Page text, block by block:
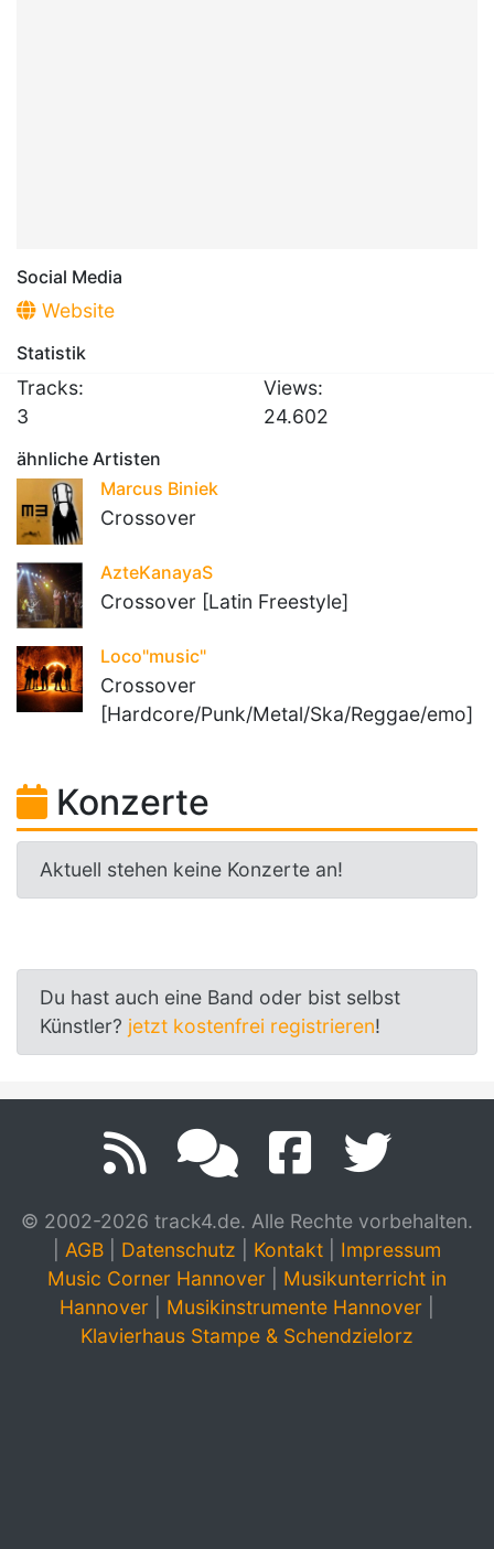
Social Media
Website
Statistik
Tracks:
3
Views:
24.602
ähnliche Artisten
Marcus Biniek
Crossover
AzteKanayaS
Crossover [Latin Freestyle]
Loco"music"
Crossover
[Hardcore/Punk/Metal/Ska/Reggae/emo]
Konzerte
Aktuell stehen keine Konzerte an!
Du hast auch eine Band oder bist selbst
Künstler? jetzt kostenfrei registrieren!
© 2002-2026 track4.de. Alle Rechte vorbehalten.
AGB Datenschutz Kontakt
Impressum
Music Corner Hannover
Musikunterricht in
Hannover
Musikinstrumente Hannover
Klavierhaus Stampe & Schendzielorz